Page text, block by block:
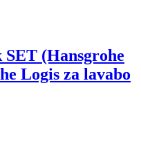
(Hansgrohe
Logis za lavabo